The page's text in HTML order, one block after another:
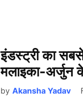
इंडस्ट्री का
मलाइका-अर्जुन
by Akansha Yadav